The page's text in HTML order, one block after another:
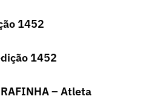
1452
1452
– Atleta